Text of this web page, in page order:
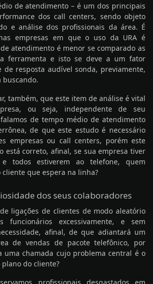
de atendimento – é um dos principais
dos call centers, sendo objeto
e análise dos profissionais da área. É
empresas em que o uso da URA é
atendimento é menor se comparado as
ferramenta e isto se deve a um fator
de resposta audível sonda, previamente,
buscando.
também, que este item de análise é vital
ou seja, independente de seu
de tempo médio de atendimento
de que este estudo é necessário
empresas ou call centers, porém este
está correto, afinal, se sua empresa tiver
todos estiverem ao telefone, quem
que espera na linha?
dos seus colaboradores
ligações de clientes de modo aleatório
funcionários excessivamente, e sem
afinal, de que adiantará um
de vendas de pacote telefônico, por
uma chamada cujo problema central é o
do cliente?